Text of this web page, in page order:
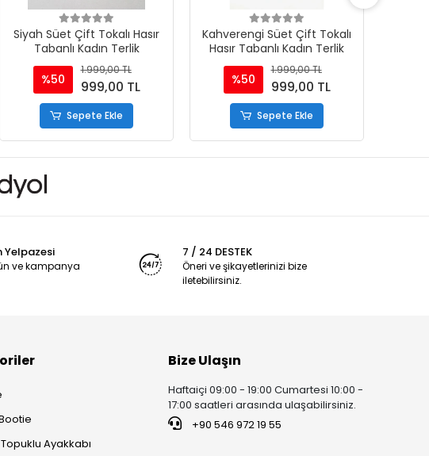
Siyah Süet Çift Tokalı Hasır
Tabanlı Kadın Terlik
%50
1.999,00 TL
999,00 TL
Sepete Ekle
Kahverengi Süet Çift Tokalı
Hasır Tabanlı Kadın Terlik
%50
1.999,00 TL
999,00 TL
Sepete Ekle
Yelpazesi
ve kampanya
7 / 24 DESTEK
Öneri ve şikayetlerinizi bize
iletebilirsiniz.
Ayakkabı
Bize Ulaşın
Haftaiçi 09:00 - 19:00 Cumartesi 10:00 -
17:00 saatleri arasında ulaşabilirsiniz.
+90 546 972 19 55